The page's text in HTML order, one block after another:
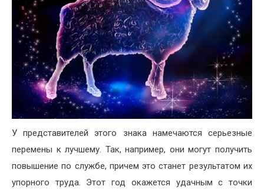
У представителей этого знака намечаются серьезные
перемены к лучшему. Так, например, они могут получить
повышение по службе, причем это станет результатом их
упорного труда. Этот год окажется удачным с точки